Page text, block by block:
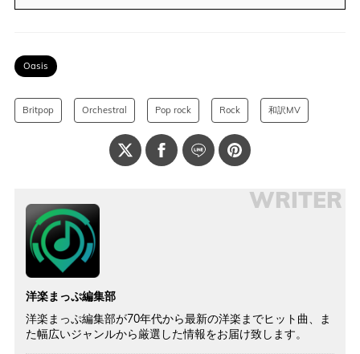
Oasis
Britpop Orchestral Pop rock Rock 和訳MV
WRITER
洋楽まっぷ編集部
洋楽まっぷ編集部が70年代から最新の洋楽までヒット曲、ま
た幅広いジャンルから厳選した情報をお届け致します。